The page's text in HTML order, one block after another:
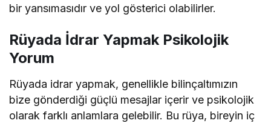
bir yansımasıdır ve yol gösterici olabilirler.
Rüyada İdrar Yapmak Psikolojik
Yorum
Rüyada idrar yapmak, genellikle bilinçaltımızın
bize gönderdiği güçlü mesajlar içerir ve psikolojik
olarak farklı anlamlara gelebilir. Bu rüya, bireyin iç